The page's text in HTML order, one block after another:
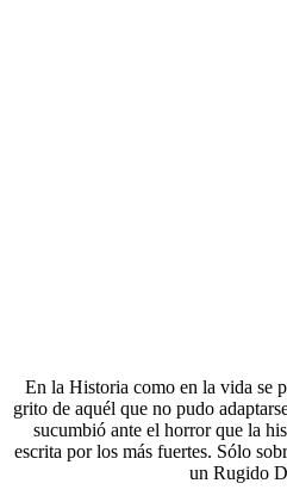
En la Historia como en la vida se
grito de aquél que no pudo
sucumbió ante el horror que la
escrita por los más fuertes. Sólo
un Rugido